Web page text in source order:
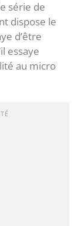
série de
dispose le
d’être
essaye
au micro